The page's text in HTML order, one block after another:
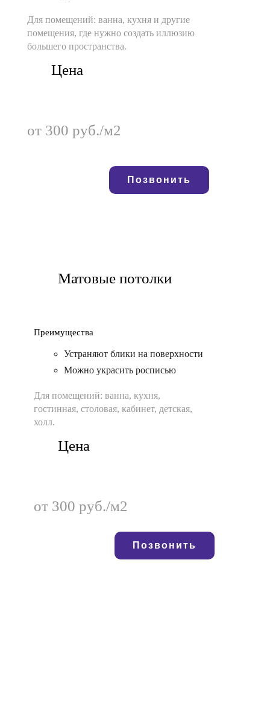
Для помещений: ванна, кухня и другие
помещения, где нужно создать иллюзию
большего пространства.
Цена
от 300 руб./м2
Позвонить
Матовые потолки
Преимущества
Устраняют блики на поверхности
Можно украсить росписью
Для помещений: ванна, кухня,
гостинная, столовая, кабинет, детская,
холл.
Цена
от 300 руб./м2
Позвонить